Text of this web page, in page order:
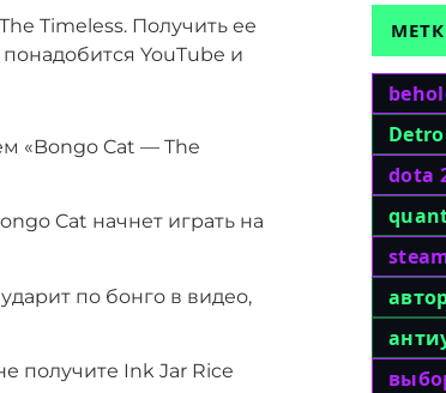
Timeless. Получить ее
понадобится YouTube и
«Bongo Cat — The
Cat начнет играть на
по бонго в видео,
получите Ink Jar Rice
dota